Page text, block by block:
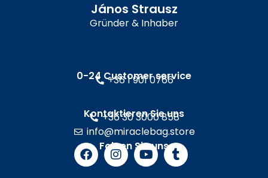
János Strausz
Gründer & Inhaber
0-24 Customer service
+36 1 901 0766
Kontaktieren Sie uns
+36 30 3000 858
info@miraclebag.store
Folgen Sie uns